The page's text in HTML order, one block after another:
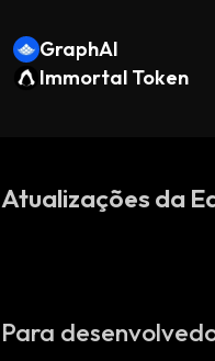
GraphAI
Immortal Token
Atualizações da
Para